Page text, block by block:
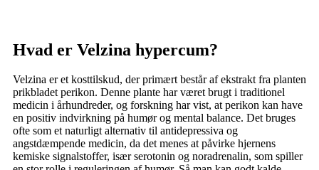
Hvad er Velzina hypercum?
Velzina er et kosttilskud, der primært består af ekstrakt fra planten
prikbladet perikon. Denne plante har været brugt i traditionel
medicin i århundreder, og forskning har vist, at perikon kan have
en positiv indvirkning på humør og mental balance. Det bruges
ofte som et naturligt alternativ til antidepressiva og
angstdæmpende medicin, da det menes at påvirke hjernens
kemiske signalstoffer, især serotonin og noradrenalin, som spiller